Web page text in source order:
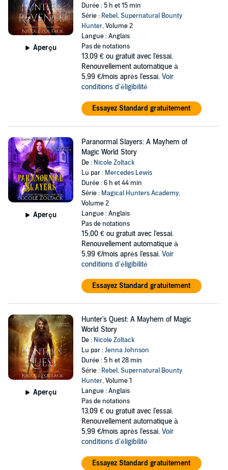
Aperçu
Durée : 5 h et 15 min
Série : Rebel, Supernatural Bounty
Hunter, Volume 2
Langue : Anglais
Pas de notations
13,09 € ou gratuit avec l'essai.
Renouvellement automatique à
5,99 €/mois après l'essai. Voir
conditions d'éligibilité
Essayez Standard gratuitement
Aperçu
Paranormal Slayers: A Mayhem of
Magic World Story
De : Nicole Zoltack
Lu par : Mercedes Lewis
Durée : 6 h et 44 min
Série : Magical Hunters Academy,
Volume 2
Langue : Anglais
Pas de notations
15,00 € ou gratuit avec l'essai.
Renouvellement automatique à
5,99 €/mois après l'essai. Voir
conditions d'éligibilité
Essayez Standard gratuitement
Aperçu
Hunter's Quest: A Mayhem of Magic
World Story
De : Nicole Zoltack
Lu par :Jenna Johnson
Durée : 5 h et 28 min
Série : Rebel, Supernatural Bounty
Hunter, Volume 1
Langue : Anglais
Pas de notations
13,09 € ou gratuit avec l'essai.
Renouvellement automatique à
5,99 €/mois après l'essai. Voir
conditions d'éligibilité
Essayez Standard gratuitement